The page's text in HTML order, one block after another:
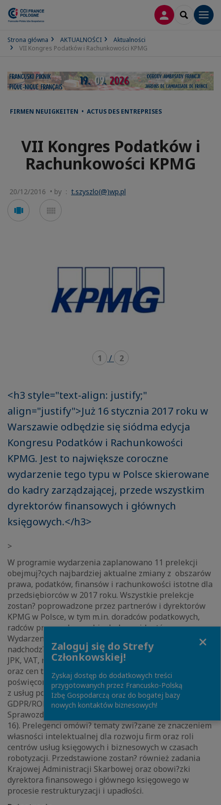
LOGOWANIE
SEARCH
Strona główna AKTUALNOŚCI
Aktualności
VII Kongres Podatków i Rachunkowości KPMG
FIRMEN NEUIGKEITEN • ACTUS DES ENTREPRISES
VII Kongres Podatków i
Rachunkowości KPMG
20/12/2016 • by : t.szyszlo(@)wp.pl
Voir
en
en
1 / 2
<h3 style="text-align: justify;"
align="justify">Już 16 stycznia 2017 roku w
Warszawie odbędzie się siódma edycja
Kongresu Podatków i Rachunkowości
KPMG. Jest to największe coroczne
wydarzenie tego typu w Polsce skierowane
do kadry zarządzającej, przede wszystkim
dyrektorów finansowych i głównych
księgowych.</h3>
>
W programie wydarzenia zaplanowano 11 prelekcji
obejmuj?cych najbardziej aktualne zmiany z obszarów
prawa, podatków, finansów i rachunkowości istotne dla
przedsiębiorców w 2017 roku. Wszystkie prelekcje
zostan? poprowadzone przez partnerów i dyrektorów
KPMG w Polsce, w tym m.in. doradców podatkowych,
radców prawnych oraz biegłych rewidentów.
Wydarzenie rozpocznie się od przedstawienia i analizy
nadchodz?cych zmian w przepisach dotycz?cych PIT,
JPK, VAT, nowej ulgi podatkowej na badania i rozwój
oraz cen transferowych. Kolejna część Kongresu
poświęcona będzie korzyściom dla spółek wynikaj?cym
z usług poświadczaj?cych, wymogom zwi?zanym z
GDPR/RODO oraz Międzynarodowym Standardom
Sprawozdawczości Finansowej (MSSF 9, MSSF 15, MSSF
16). Prelegenci omówi? tematy zwi?zane ze znaczeniem
własności intelektualnej dla rozwoju firm oraz roli
centrów usług księgowych i biznesowych w czasach
robotyzacji. Przedstawione zostan? również zadania
Krajowej Administracji Skarbowej oraz obowi?zki
dyrektora finansowego i głównego księgowego w
procesie restrukturyzacji i upadłości.
Zaloguj się do Strefy
Członkowskiej!
Zyskaj dostęp do dodatkowych treści
przygotowanych przez Francusko-Polską
Izbę Gospodarczą oraz do bogatej bazy
nowych kontaktów biznesowych!